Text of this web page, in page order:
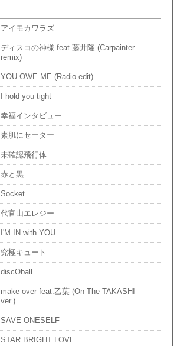
アイモカワラズ
ディスコの神様 feat.藤井隆 (Carpainter
remix)
YOU OWE ME (Radio edit)
I hold you tight
幸福インタビュー
素肌にセーター
未確認飛行体
赤と黒
Socket
代官山エレジー
I'M IN with YOU
究極キュート
discOball
make over feat.乙葉 (On The TAKASHI
ver.)
SAVE ONESELF
STAR BRIGHT LOVE